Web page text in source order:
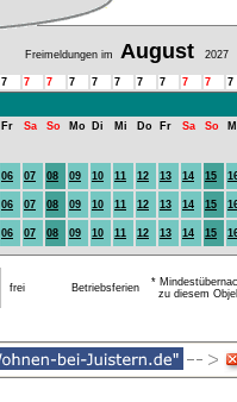
Freimeldungen im August 2027
7 7 7 7 7 7 7 7 7 7 7
Fr Sa So Mo Di Mi Do Fr Sa So
06 07 08 09 10 11 12 13 14 15
06 07 08 09 10 11 12 13 14 15
06 07 08 09 10 11 12 13 14 15
frei Betriebsferien
*
zu diesem